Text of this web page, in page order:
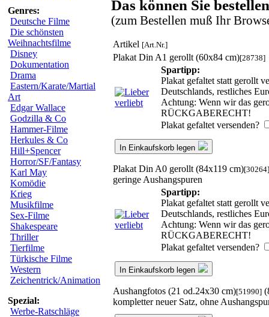
Genres:
Deutsche Filme
Die schönsten
Weihnachtsfilme
Disney
Dokumentation
Drama
Eastern/Karate/Martial
Art
Edgar Wallace
Godzilla & Co
Hammer-Filme
Herkules & Co
Hill+Spencer
Horror/SF/Fantasy
Karl May
Komödie
Krieg
Musikfilme
Sex-Filme
Shakespeare
Thriller
Tierfilme
Türkische Filme
Western
Zeichentrick/Animation
Spezial:
Werbe-Ratschläge
Das können Sie
(zum Bestellen muß Ihr
Artikel [Art.Nr.]
Plakat Din A1 gerollt (60x84 cm)[28738]
Spartipp:
Plakat gefaltet statt gerollt
Deutschlands, restliches
Achtung: Wenn wir das
RÜCKGABERECHT!
Plakat gefaltet versenden?
In Einkaufskorb legen
Plakat Din A0 gerollt (84x119 cm)[30264]
geringe Aushangspuren
Spartipp:
Plakat gefaltet statt gerollt
Deutschlands, restliches
Achtung: Wenn wir das
RÜCKGABERECHT!
Plakat gefaltet versenden?
In Einkaufskorb legen
Aushangfotos (21 od.24x30 cm)[51990]
kompletter neuer Satz, ohne